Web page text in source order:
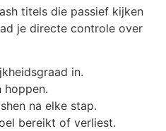
titels die passief kijken
je directe controle over
in.
hoppen.
na elke stap.
bereikt of verliest.